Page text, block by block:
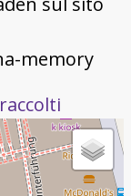
memory